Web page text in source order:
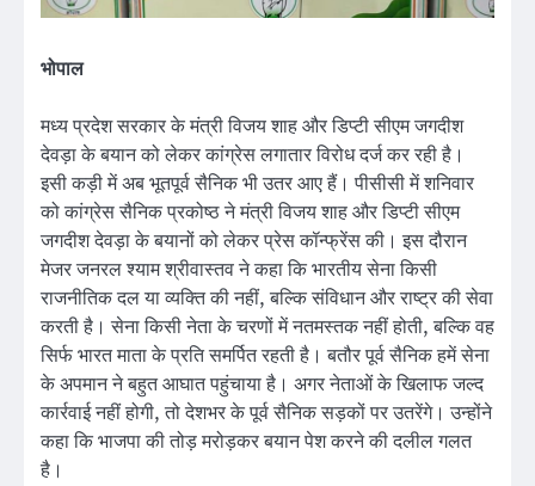
भोपाल
मध्य प्रदेश सरकार के मंत्री विजय शाह और डिप्टी सीएम जगदीश
देवड़ा के बयान को लेकर कांग्रेस लगातार विरोध दर्ज कर रही है।
इसी कड़ी में अब भूतपूर्व सैनिक भी उतर आए हैं। पीसीसी में शनिवार
को कांग्रेस सैनिक प्रकोष्ठ ने मंत्री विजय शाह और डिप्टी सीएम
जगदीश देवड़ा के बयानों को लेकर प्रेस कॉन्फ्रेंस की। इस दौरान
मेजर जनरल श्याम श्रीवास्तव ने कहा कि भारतीय सेना किसी
राजनीतिक दल या व्यक्ति की नहीं, बल्कि संविधान और राष्ट्र की सेवा
करती है। सेना किसी नेता के चरणों में नतमस्तक नहीं होती, बल्कि वह
सिर्फ भारत माता के प्रति समर्पित रहती है। बतौर पूर्व सैनिक हमें सेना
के अपमान ने बहुत आघात पहुंचाया है। अगर नेताओं के खिलाफ जल्द
कार्रवाई नहीं होगी, तो देशभर के पूर्व सैनिक सड़कों पर उतरेंगे। उन्होंने
कहा कि भाजपा की तोड़ मरोड़कर बयान पेश करने की दलील गलत
है।